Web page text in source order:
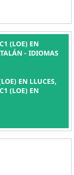
(LOE) EN
- IDIOMAS
EN LLUCES,
(LOE) EN